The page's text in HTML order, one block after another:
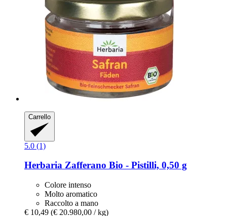
Carrello
5.0 (1)
Herbaria Zafferano Bio -​ Pistilli, 0,50 g
Colore intenso
Molto aromatico
Raccolto a mano
€ 10,49 (€ 20.980,00 / kg)